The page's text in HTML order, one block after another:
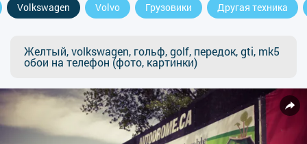
Volkswagen Volvo Грузовики Другая техника
Желтый, volkswagen, гольф, golf, передок, gti, mk5
обои на телефон (фото, картинки)